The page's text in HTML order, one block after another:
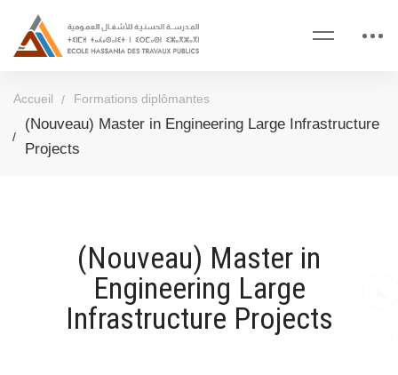
Accueil Formations diplômantes
(Nouveau) Master in Engineering Large Infrastructure
Projects
(Nouveau) Master in
Engineering Large
Infrastructure Projects